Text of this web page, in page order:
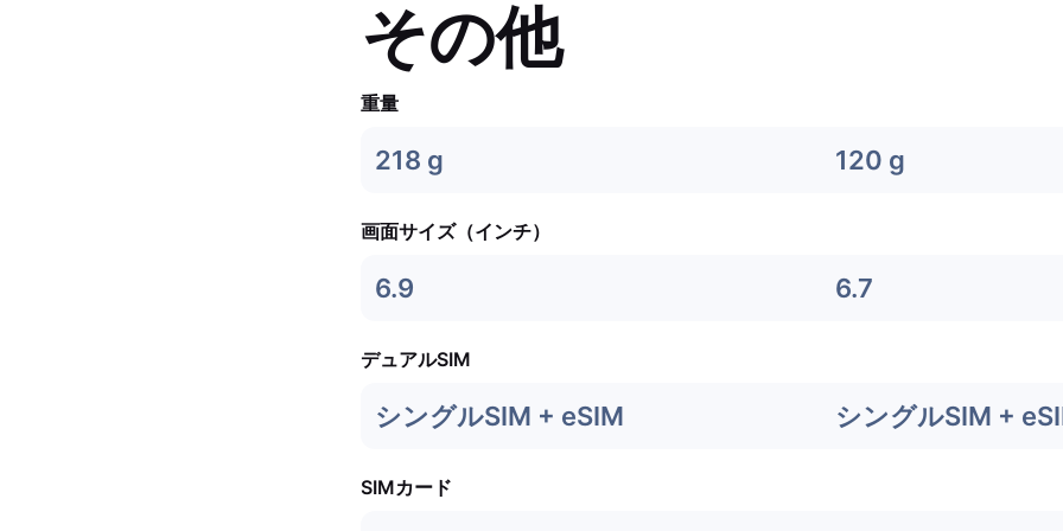
その他
重量
218 g 120 g
画面サイズ（インチ）
6.9 6.7
デュアルSIM
シングルSIM + eSIM シングルSIM +
SIMカード